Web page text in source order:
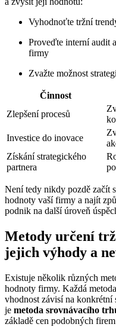
Vyhodnoťte tržní
Proveďte interní audit
firmy
Zvažte možnost
Činnost
Zlepšení procesů
Investice do inovace
Získání strategického
partnera
Není tedy nikdy pozdě začít
hodnoty vaší firmy a najít
podnik na další úroveň
Metody určení
jejich výhody a
Existuje několik různých
hodnoty firmy. Každá
vhodnost závisí na konkrétní
je metoda srovnávacího
základě cen podobných